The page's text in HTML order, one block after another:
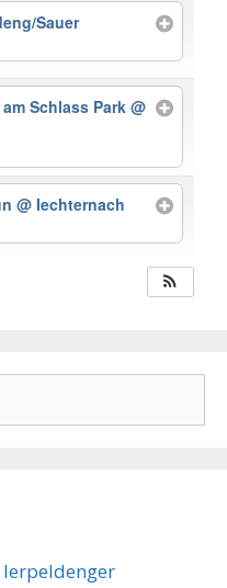
Sauer
Schlass Park@
@ Iechternach